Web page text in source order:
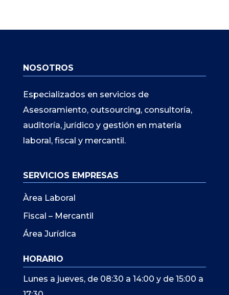
NOSOTROS
Especializados en servicios de
Asesoramiento, outsourcing, consultoría,
auditoría, jurídico y gestión en materia
laboral, fiscal y mercantil.
SERVICIOS EMPRESAS
Àrea Laboral
Fiscal – Mercantil
Área Jurídica
HORARIO
Lunes a jueves, de 08:30 a 14:00 y de 15:00 a